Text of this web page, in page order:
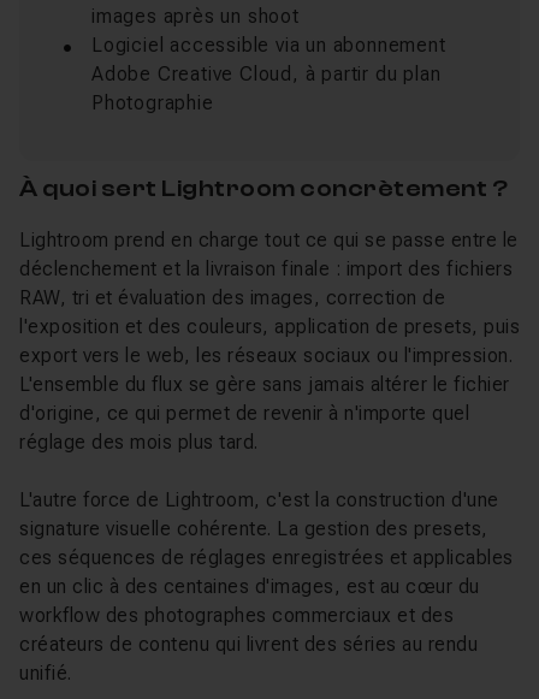
images après un shoot
Logiciel accessible via un abonnement
Adobe Creative Cloud, à partir du plan
Photographie
À quoi sert Lightroom concrètement ?
Lightroom prend en charge tout ce qui se passe entre le
déclenchement et la livraison finale : import des fichiers
RAW, tri et évaluation des images, correction de
l'exposition et des couleurs, application de presets, puis
export vers le web, les réseaux sociaux ou l'impression.
L'ensemble du flux se gère sans jamais altérer le fichier
d'origine, ce qui permet de revenir à n'importe quel
réglage des mois plus tard.
L'autre force de Lightroom, c'est la construction d'une
signature visuelle cohérente. La gestion des presets,
ces séquences de réglages enregistrées et applicables
en un clic à des centaines d'images, est au cœur du
workflow des photographes commerciaux et des
créateurs de contenu qui livrent des séries au rendu
unifié.